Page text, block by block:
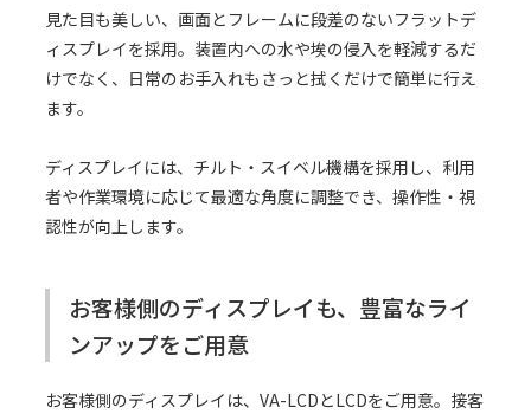
見た目も美しい、画面とフレームに段差のないフラットデ
ィスプレイを採用。装置内への水や埃の侵入を軽減するだ
けでなく、日常のお手入れもさっと拭くだけで簡単に行え
ます。
ディスプレイには、チルト・スイベル機構を採用し、利用
者や作業環境に応じて最適な角度に調整でき、操作性・視
認性が向上します。
お客様側のディスプレイも、豊富なライ
ンアップをご用意
お客様側のディスプレイは、VA-LCDとLCDをご用意。接客